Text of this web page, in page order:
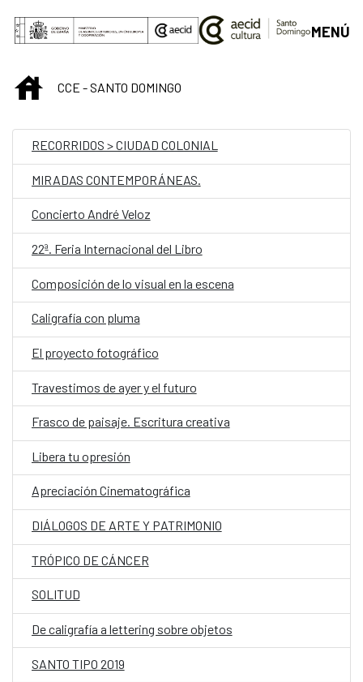
Saltar al contenido principal
MENÚ
INICIOCCE - SANTO DOMINGO
RECORRIDOS > CIUDAD COLONIAL
MIRADAS CONTEMPORÁNEAS.
Concierto André Veloz
22ª. Feria Internacional del Libro
Composición de lo visual en la escena
Caligrafía con pluma
El proyecto fotográfico
Travestimos de ayer y el futuro
Frasco de paisaje. Escritura creativa
Libera tu opresión
Apreciación Cinematográfica
DIÁLOGOS DE ARTE Y PATRIMONIO
TRÓPICO DE CÁNCER
SOLITUD
De caligrafía a lettering sobre objetos
SANTO TIPO 2019